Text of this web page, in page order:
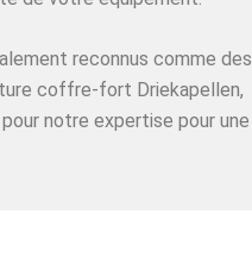
reconnus comme des
coffre-fort Driekapellen,
notre expertise pour une